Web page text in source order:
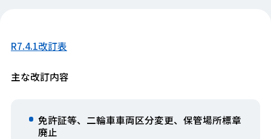
R7.4.1改訂表
主な改訂内容
免許証等、二輪車車両区分変更、保管場所標章
廃止